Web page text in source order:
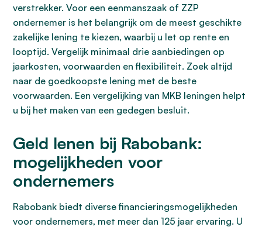
verstrekker. Voor een eenmanszaak of ZZP
ondernemer is het belangrijk om de meest geschikte
zakelijke lening te kiezen, waarbij u let op rente en
looptijd. Vergelijk minimaal drie aanbiedingen op
jaarkosten, voorwaarden en flexibiliteit. Zoek altijd
naar de goedkoopste lening met de beste
voorwaarden. Een vergelijking van MKB leningen helpt
u bij het maken van een gedegen besluit.
Geld lenen bij Rabobank:
mogelijkheden voor
ondernemers
Rabobank biedt diverse financieringsmogelijkheden
voor ondernemers, met meer dan 125 jaar ervaring. U